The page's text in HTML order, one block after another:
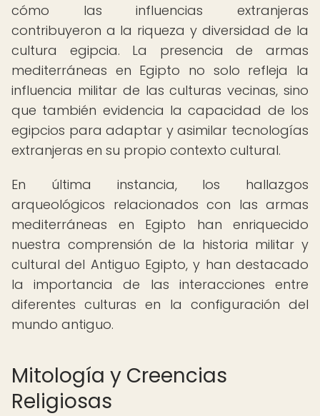
cómo las influencias extranjeras
contribuyeron a la riqueza y diversidad de la
cultura egipcia. La presencia de armas
mediterráneas en Egipto no solo refleja la
influencia militar de las culturas vecinas, sino
que también evidencia la capacidad de los
egipcios para adaptar y asimilar tecnologías
extranjeras en su propio contexto cultural.
En última instancia, los hallazgos
arqueológicos relacionados con las armas
mediterráneas en Egipto han enriquecido
nuestra comprensión de la historia militar y
cultural del Antiguo Egipto, y han destacado
la importancia de las interacciones entre
diferentes culturas en la configuración del
mundo antiguo.
Mitología y Creencias
Religiosas